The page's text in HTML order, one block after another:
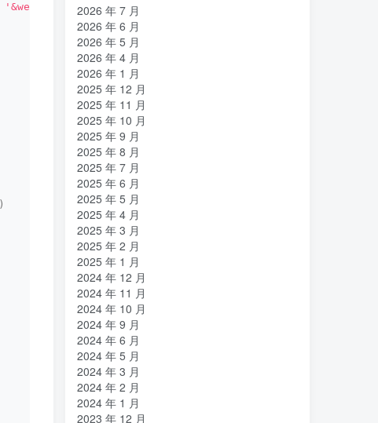
'&websign=' . $ws_sign
)
2026 年 7 月
2026 年 6 月
2026 年 5 月
2026 年 4 月
2026 年 1 月
2025 年 12 月
2025 年 11 月
2025 年 10 月
2025 年 9 月
2025 年 8 月
2025 年 7 月
2025 年 6 月
2025 年 5 月
2025 年 4 月
2025 年 3 月
2025 年 2 月
2025 年 1 月
2024 年 12 月
2024 年 11 月
2024 年 10 月
2024 年 9 月
2024 年 6 月
2024 年 5 月
2024 年 3 月
2024 年 2 月
2024 年 1 月
2023 年 12 月